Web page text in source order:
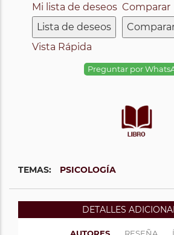
Mi lista de deseos
Lista de deseos
Comparar
Vista Rápida
Preguntar por
TEMAS: PSICOLOGÍA
DETALLES
AUTORES RESEÑA